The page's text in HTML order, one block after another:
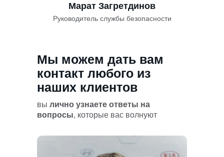
Марат Загретдинов
Руководитель службы безопасности
Мы можем дать вам
контакт любого из
наших клиентов
вы лично узнаете ответы на
вопросы, которые вас волнуют